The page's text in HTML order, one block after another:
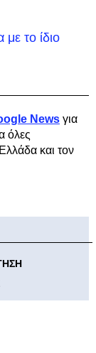
το ίδιο
News για
όλες
και τον